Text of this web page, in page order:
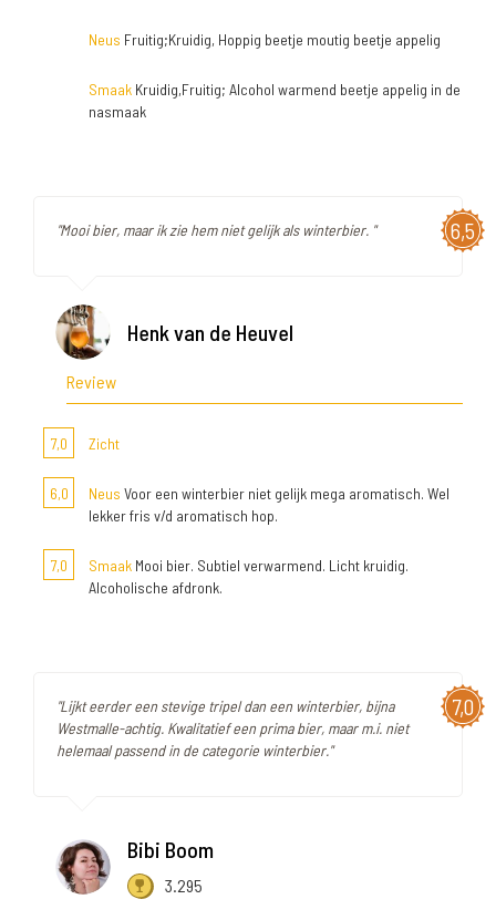
Neus Fruitig;Kruidig, Hoppig beetje moutig beetje appelig
Smaak Kruidig,Fruitig; Alcohol warmend beetje appelig in de
nasmaak
6,5
"Mooi bier, maar ik zie hem niet gelijk als winterbier. "
Henk van de Heuvel
Review
7,0 Zicht
6,0 Neus Voor een winterbier niet gelijk mega aromatisch. Wel
lekker fris v/d aromatisch hop.
7,0 Smaak Mooi bier. Subtiel verwarmend. Licht kruidig.
Alcoholische afdronk.
7,0
"Lijkt eerder een stevige tripel dan een winterbier, bijna
Westmalle-achtig. Kwalitatief een prima bier, maar m.i. niet
helemaal passend in de categorie winterbier."
Bibi Boom
3.295